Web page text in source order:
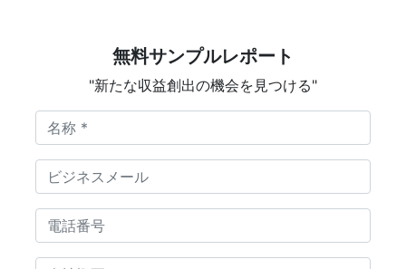
無料サンプルレポート
"新たな収益創出の機会を見つける"